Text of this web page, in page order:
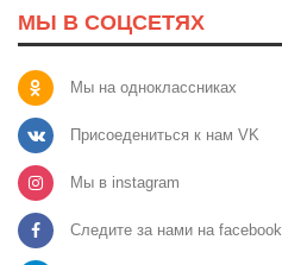
МЫ В СОЦСЕТЯХ
Мы на одноклассниках
Присоедениться к нам VK
Мы в instagram
Следите за нами на facebook